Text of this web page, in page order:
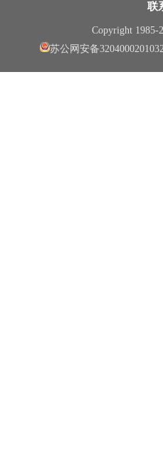
联
Copyright 1985-
苏公网安备